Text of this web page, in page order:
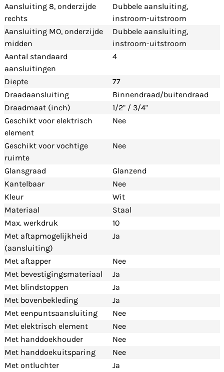
Aansluiting 8, onderzijde
rechts
Dubbele aansluiting,
instroom-uitstroom
Aansluiting MO, onderzijde
midden
Dubbele aansluiting,
instroom-uitstroom
Aantal standaard
aansluitingen
4
Diepte
77
Draadaansluiting
Binnendraad/buitendraad
Draadmaat (inch)
1/2" / 3/4"
Geschikt voor elektrisch
element
Nee
Geschikt voor vochtige
ruimte
Nee
Glansgraad
Glanzend
Kantelbaar
Nee
Kleur
Wit
Materiaal
Staal
Max. werkdruk
10
Met aftapmogelijkheid
(aansluiting)
Ja
Met aftapper
Nee
Met bevestigingsmateriaal
Ja
Met blindstoppen
Ja
Met bovenbekleding
Ja
Met eenpuntsaansluiting
Nee
Met elektrisch element
Nee
Met handdoekhouder
Nee
Met handdoekuitsparing
Nee
Met ontluchter
Ja